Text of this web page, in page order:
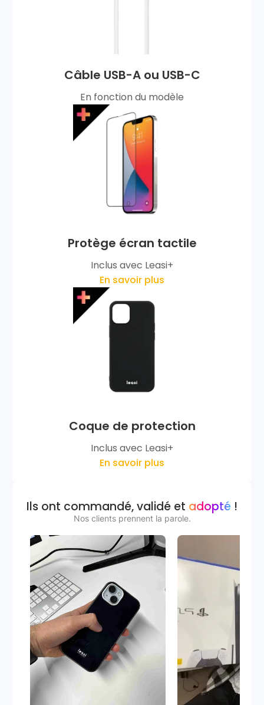
Câble USB-A ou USB-C
En fonction du modèle
Protège écran tactile
Inclus avec Leasi+
En savoir plus
Coque de protection
Inclus avec Leasi+
En savoir plus
Ils ont commandé, validé et adopté !
Nos clients prennent la parole.